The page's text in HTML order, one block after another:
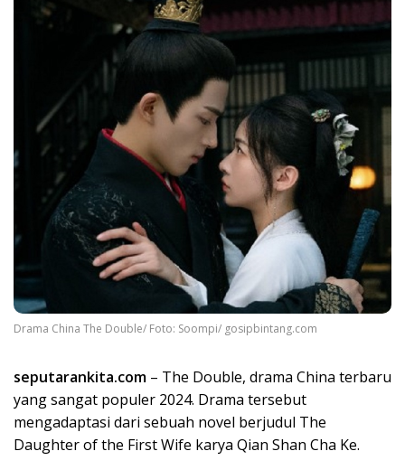
Drama China The Double/ Foto: Soompi/ gosipbintang.com
seputarankita.com – The Double, drama China terbaru
yang sangat populer 2024. Drama tersebut
mengadaptasi dari sebuah novel berjudul The
Daughter of the First Wife karya Qian Shan Cha Ke.